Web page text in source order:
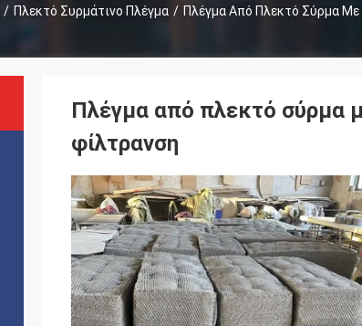
/ Πλεκτό Συρμάτινο Πλέγμα / Πλέγμα Από Πλεκτό Σύρμα Με
Πλέγμα από πλεκτό σύρμα
φίλτρανση